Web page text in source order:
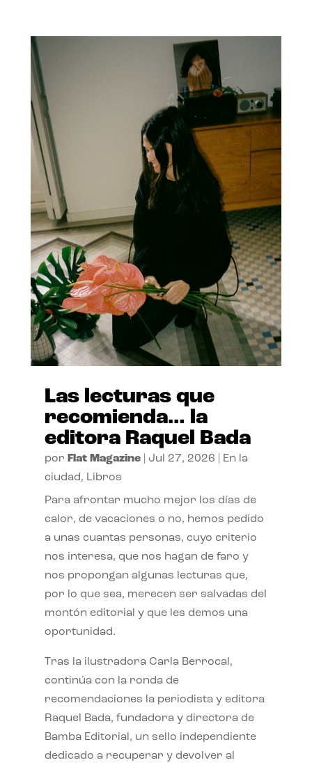
Las lecturas que
recomienda… la
editora Raquel Bada
por Flat Magazine| Jul 27, 2026
En la
ciudad, Libros
Para afrontar mucho mejor los días de
calor, de vacaciones o no, hemos pedido
a unas cuantas personas, cuyo criterio
nos interesa, que nos hagan de faro y
nos propongan algunas lecturas que,
por lo que sea, merecen ser salvadas del
montón editorial y que les demos una
oportunidad.
Tras la ilustradora Carla Berrocal,
continúa con la ronda de
recomendaciones la periodista y editora
Raquel Bada, fundadora y directora de
Bamba Editorial, un sello independiente
dedicado a recuperar y devolver al